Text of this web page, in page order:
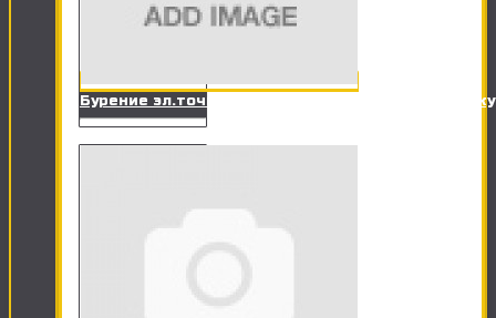
Бурение эл.точки в кирпичной стене под